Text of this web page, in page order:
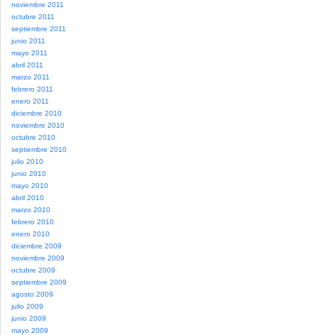
noviembre 2011
octubre 2011
septiembre 2011
junio 2011
mayo 2011
abril 2011
marzo 2011
febrero 2011
enero 2011
diciembre 2010
noviembre 2010
octubre 2010
septiembre 2010
julio 2010
junio 2010
mayo 2010
abril 2010
marzo 2010
febrero 2010
enero 2010
diciembre 2009
noviembre 2009
octubre 2009
septiembre 2009
agosto 2009
julio 2009
junio 2009
mayo 2009